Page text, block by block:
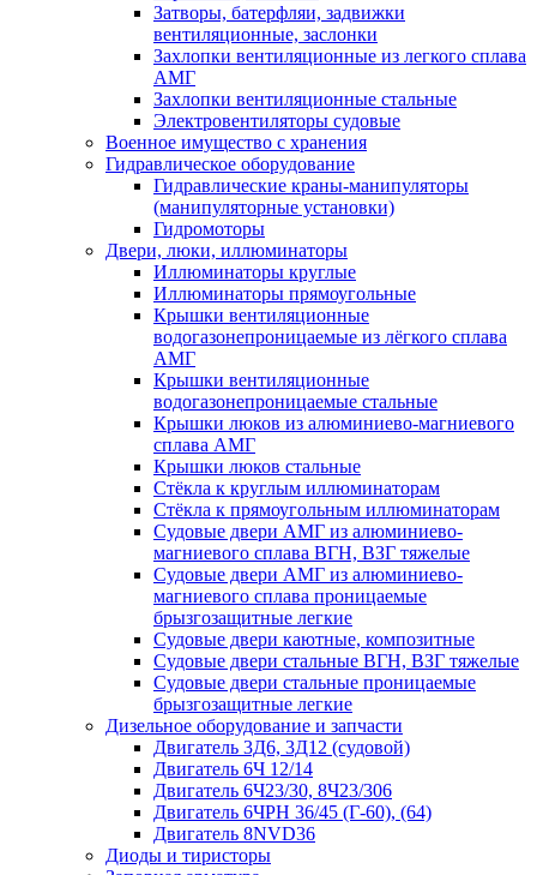
Затворы, батерфляи, задвижки
вентиляционные, заслонки
Захлопки вентиляционные из легкого сплава
АМГ
Захлопки вентиляционные стальные
Электровентиляторы судовые
Военное имущество с хранения
Гидравлическое оборудование
Гидравлические краны-манипуляторы
(манипуляторные установки)
Гидромоторы
Двери, люки, иллюминаторы
Иллюминаторы круглые
Иллюминаторы прямоугольные
Крышки вентиляционные
водогазонепроницаемые из лёгкого сплава
АМГ
Крышки вентиляционные
водогазонепроницаемые стальные
Крышки люков из алюминиево-магниевого
сплава АМГ
Крышки люков стальные
Стёкла к круглым иллюминаторам
Стёкла к прямоугольным иллюминаторам
Судовые двери АМГ из алюминиево-
магниевого сплава ВГН, ВЗГ тяжелые
Судовые двери АМГ из алюминиево-
магниевого сплава проницаемые
брызгозащитные легкие
Судовые двери каютные, композитные
Судовые двери стальные ВГН, ВЗГ тяжелые
Судовые двери стальные проницаемые
брызгозащитные легкие
Дизельное оборудование и запчасти
Двигатель 3Д6, 3Д12 (судовой)
Двигатель 6Ч 12/14
Двигатель 6Ч23/30, 8Ч23/306
Двигатель 6ЧРН 36/45 (Г-60), (64)
Двигатель 8NVD36
Диоды и тиристоры